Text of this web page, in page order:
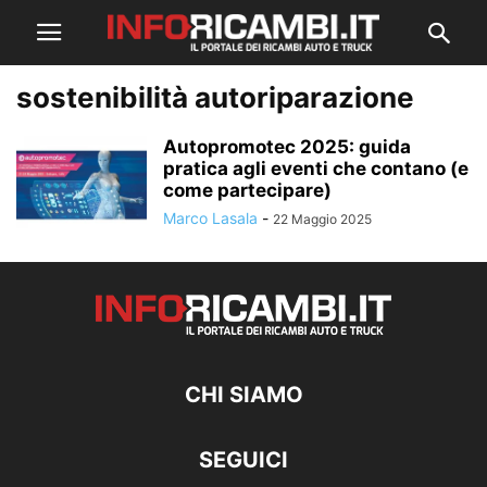
sostenibilità autoriparazione
Autopromotec 2025: guida
pratica agli eventi che contano (e
come partecipare)
Marco Lasala - 22 Maggio 2025
CHI SIAMO
SEGUICI